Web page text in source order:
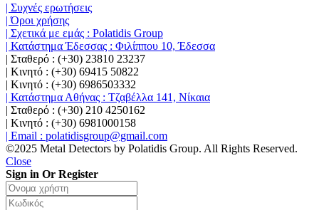
| Συχνές ερωτήσεις
| Όροι χρήσης
| Σχετικά με εμάς : Polatidis Group
| Κατάστημα Έδεσσας : Φιλίππου 10, Έδεσσα
| Σταθερό : (+30) 23810 23237
| Κινητό : (+30) 69415 50822
| Κινητό : (+30) 6986503332
| Κατάστημα Αθήνας : Τζαβέλλα 141, Νίκαια
| Σταθερό : (+30) 210 4250162
| Κινητό : (+30) 6981000158
| Email : polatidisgroup@gmail.com
©2025 Metal Detectors by Polatidis Group. All Rights Reserved.
Close
Sign in Or Register